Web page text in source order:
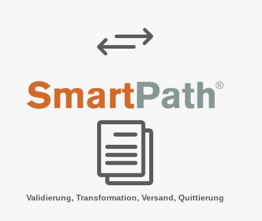
+
i
Validierung, Transformation, Versand, Quittierung